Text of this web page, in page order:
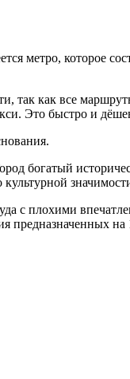
метро, которое
так как все
Это быстро и
богатый
с плохими
предназначенных на